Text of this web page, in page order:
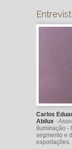
Carlos
Abilux -
Iluminação -
segmento e
exportações.